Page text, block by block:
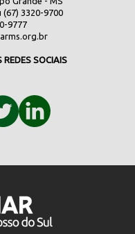
(67) 3320-9700
9777
SOCIAIS